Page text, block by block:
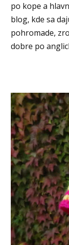
po kope a
blog, kde sa
pohromade,
dobre po